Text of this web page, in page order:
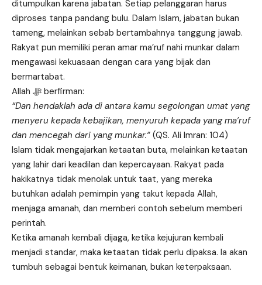
ditumpulkan karena jabatan. Setiap pelanggaran harus
diproses tanpa pandang bulu. Dalam Islam, jabatan bukan
tameng, melainkan sebab bertambahnya tanggung jawab.
Rakyat pun memiliki peran amar ma’ruf nahi munkar dalam
mengawasi kekuasaan dengan cara yang bijak dan
bermartabat.
Allah ﷻ berfirman:
“Dan hendaklah ada di antara kamu segolongan umat yang
menyeru kepada kebajikan, menyuruh kepada yang ma’ruf
dan mencegah dari yang munkar.” (QS. Ali Imran: 104)
Islam tidak mengajarkan ketaatan buta, melainkan ketaatan
yang lahir dari keadilan dan kepercayaan. Rakyat pada
hakikatnya tidak menolak untuk taat, yang mereka
butuhkan adalah pemimpin yang takut kepada Allah,
menjaga amanah, dan memberi contoh sebelum memberi
perintah.
Ketika amanah kembali dijaga, ketika kejujuran kembali
menjadi standar, maka ketaatan tidak perlu dipaksa. Ia akan
tumbuh sebagai bentuk keimanan, bukan keterpaksaan.